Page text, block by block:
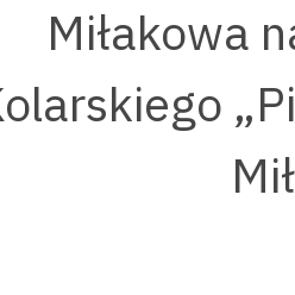
Miłakowa